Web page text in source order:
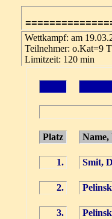
Wettkampf: am
Teilnehmer: o.Kat=9
Limitzeit: 120 min
Platz
1. Smit,
2.
3.